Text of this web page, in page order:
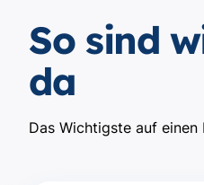
So sind
da
Das Wichtigste auf einen